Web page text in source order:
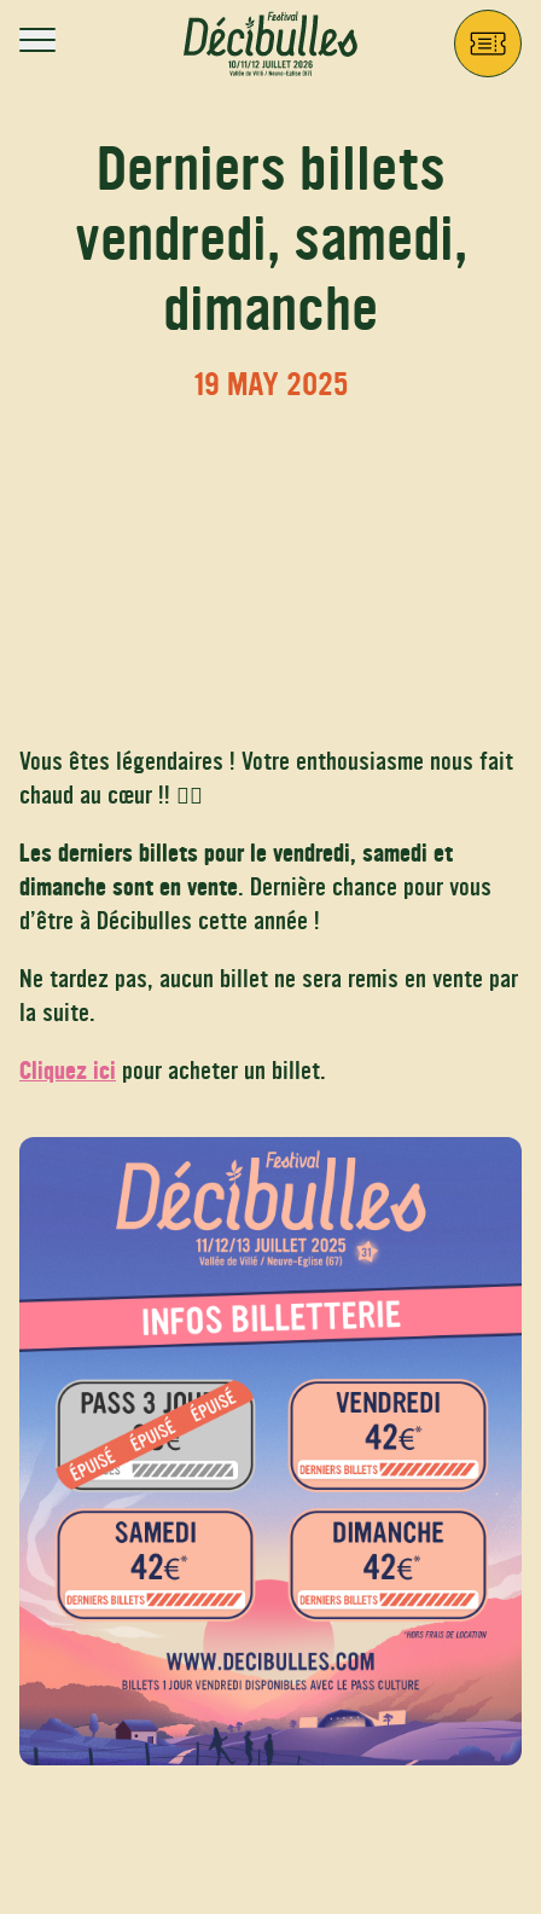
Aller au contenu principal
Derniers billets
vendredi, samedi,
dimanche
19 MAY 2025
Vous êtes légendaires ! Votre enthousiasme nous fait
chaud au cœur !! ❤️‍🔥
Les derniers billets pour le vendredi, samedi et
dimanche sont en vente. Dernière chance pour vous
d’être à Décibulles cette année !
Ne tardez pas, aucun billet ne sera remis en vente par
la suite.
Cliquez ici pour acheter un billet.